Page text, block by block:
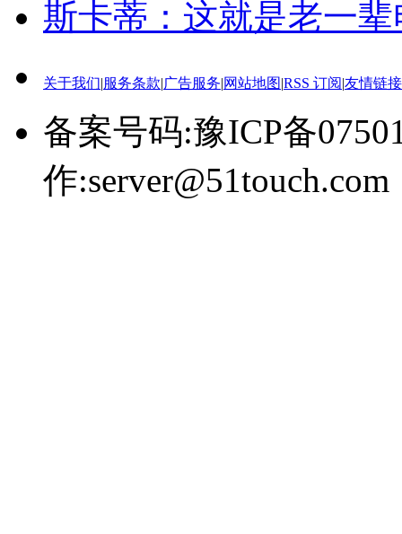
斯卡蒂：这就是老一
关于我们|服务条款|广告服务|网站地图|RSS 订阅|友情链接
备案号码:豫ICP备
作:server@51touch.com